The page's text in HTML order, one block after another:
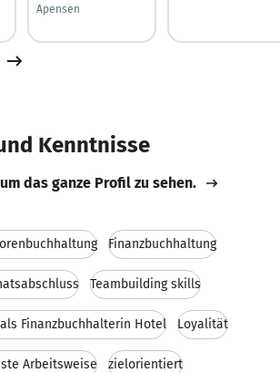
Apensen
Kenntnisse
das ganze Profil zu sehen.
Finanzbuchhaltung
Teambuilding skills
Finanzbuchhalterin Hotel Loyalität
Arbeitsweise zielorientiert